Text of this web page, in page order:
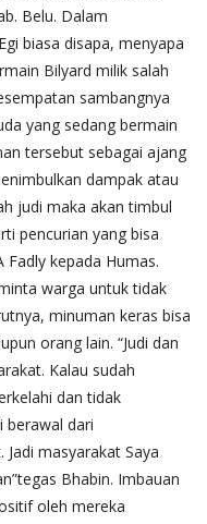
Belu. Dalam
biasa disapa, menyapa
Bilyard milik salah
sambangnya
yang sedang bermain
tersebut sebagai ajang
dampak atau
judi maka akan timbul
pencurian yang bisa
Fadly kepada Humas.
warga untuk tidak
minuman keras bisa
orang lain. “Judi dan
Kalau sudah
dan tidak
berawal dari
masyarakat Saya
Bhabin. Imbauan
oleh mereka